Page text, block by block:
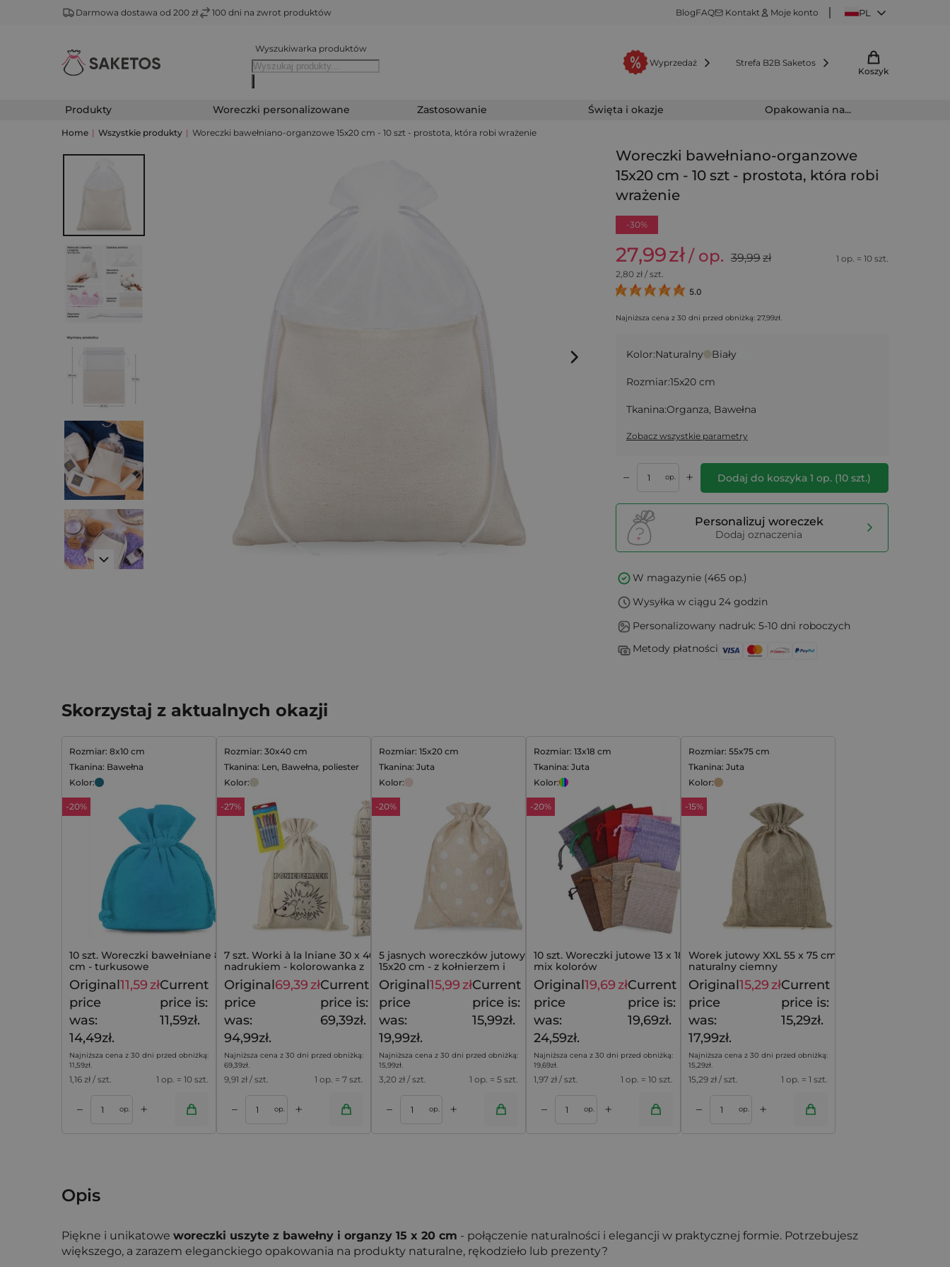
Darmowa dostawa od 200 zł 100 dni na zwrot produktów BlogFAQ Kontakt Moje konto PL
Wyszukiwarka produktów
Wyprzedaż
Strefa B2B Saketos
Koszyk
Produkty Woreczki personalizowane Zastosowanie Święta i okazje Opakowania na...
Home | Wszystkie produkty | Woreczki bawełniano-organzowe 15x20 cm - 10 szt - prostota, która robi wrażenie
Woreczki bawełniano-organzowe
15x20 cm - 10 szt - prostota, która robi
wrażenie
-30%
27,99zł/ op. 39,99zł
1 op. = 10 szt.
2,80zł / szt.
5.0
Najniższa cena z 30 dni przed obniżką: 27,99zł.
Kolor:Naturalny Biały
Rozmiar:15x20 cm
Tkanina:Organza, Bawełna
Zobacz wszystkie parametry
– op. + Dodaj do koszyka1 op. (10 szt.)
Personalizuj woreczek
Dodaj oznaczenia
W magazynie (465 op.)
Wysyłka w ciągu 24 godzin
Personalizowany nadruk: 5-10 dni roboczych
Metody płatności
Skorzystaj z aktualnych okazji
Rozmiar: 8x10 cm
Tkanina: Bawełna
Kolor:
-20%
10 szt. Woreczki bawełniane 8 x 10
cm - turkusowe
14,49 zł
Original
price
was:
14,49zł.
11,59złCurrent
price is:
11,59zł.
Najniższa cena z 30 dni przed obniżką:
11,59zł.
1,16 zł / szt. 1 op. = 10 szt.
– op. +
Rozmiar: 30x40 cm
Tkanina: Len, Bawełna, poliester
Kolor:
-27%
7 szt. Worki à la lniane 30 x 40 cm z
nadrukiem - kolorowanka z
mazakami
94,99 zł
Original
price
was:
94,99zł.
69,39złCurrent
price is:
69,39zł.
Najniższa cena z 30 dni przed obniżką:
69,39zł.
9,91 zł / szt. 1 op. = 7 szt.
– op. +
Rozmiar: 15x20 cm
Tkanina: Juta
Kolor:
-20%
5 jasnych woreczków jutowych
15x20 cm - z kołnierzem i
groszkowym nadrukiem
19,99 zł
Original
price
was:
19,99zł.
15,99złCurrent
price is:
15,99zł.
Najniższa cena z 30 dni przed obniżką:
15,99zł.
3,20 zł / szt. 1 op. = 5 szt.
– op. +
Dodaj do koszyka
Rozmiar: 13x18 cm
Tkanina: Juta
Kolor:
-20%
10 szt. Woreczki jutowe 13 x 18 cm -
mix kolorów
24,59 zł
Original
price
was:
24,59zł.
19,69złCurrent
price is:
19,69zł.
Najniższa cena z 30 dni przed obniżką:
19,69zł.
1,97 zł / szt. 1 op. = 10 szt.
– op. +
Dodaj do koszyka
Rozmiar: 55x75 cm
Tkanina: Juta
Kolor:
-15%
Worek jutowy XXL 55 x 75 cm -
naturalny ciemny
Original
price
was:
17,99zł.
15,29złCurrent
price is:
15,29zł.
Najniższa cena z 30 dni przed obniżką:
15,29zł.
15,29 zł / szt. 1 op. = 1 szt.
– op. +
Dodaj do koszyka
Opis
Piękne i unikatowe woreczki uszyte z bawełny i organzy 15 x 20 cm - połączenie naturalności i elegancji w praktycznej formie. Potrzebujesz
większego, a zarazem eleganckiego opakowania na produkty naturalne, rękodzieło lub prezenty?